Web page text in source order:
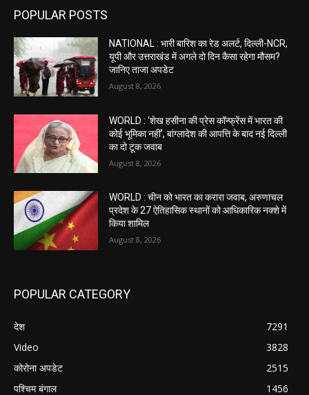
POPULAR POSTS
NATIONAL : भारी बारिश का रेड अलर्ट, दिल्ली-NCR,
यूपी और उत्तराखंड में अगले दो दिन कैसा रहेगा मौसम?
जानिए ताजा अपडेट
August 8, 2026
WORLD : ‘शेख हसीना की प्रेस कॉन्फ्रेंस में भारत की
कोई भूमिका नहीं’, बांग्लादेश की आपत्ति के बाद नई दिल्ली
का दो टूक जवाब
August 8, 2026
WORLD : चीन को भारत का करारा जवाब, अरुणाचल
प्रदेश के 27 ऐतिहासिक स्थानों को आधिकारिक नक्शे में
किया शामिल
August 8, 2026
POPULAR CATEGORY
देश
7291
Video
3828
कोरोना अपडेट
2515
पश्चिम बंगाल
1456